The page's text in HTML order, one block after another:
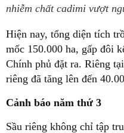
nhiễm chất cadimi vượt
Hiện nay, tổng diện tích
mốc 150.000 ha, gấp đôi
Chính phủ đặt ra. Riêng
riêng đã tăng lên đến
Cảnh báo năm thứ 3
Sầu riêng không chỉ tập